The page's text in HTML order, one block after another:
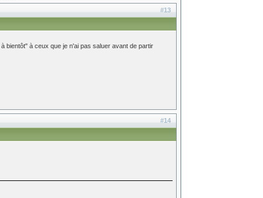
#13
bientôt" à ceux que je n'ai pas saluer avant de partir
#14